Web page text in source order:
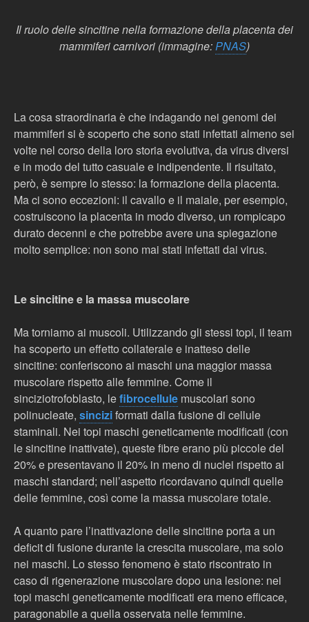
Il ruolo delle sincitine nella formazione della placenta dei
mammiferi carnivori (immagine:PNAS)
La cosa straordinaria è che indagando nei genomi dei
mammiferi si è scoperto che sono stati infettati almeno sei
volte nel corso della loro storia evolutiva, da virus diversi
e in modo del tutto casuale e indipendente. Il risultato,
però, è sempre lo stesso: la formazione della placenta.
Ma ci sono eccezioni: il cavallo e il maiale, per esempio,
costruiscono la placenta in modo diverso, un rompicapo
durato decenni e che potrebbe avere una spiegazione
molto semplice: non sono mai stati infettati dai virus.
Le sincitine e la massa muscolare
Ma torniamo ai muscoli. Utilizzando gli stessi topi, il team
ha scoperto un effetto collaterale e inatteso delle
sincitine: conferiscono ai maschi una maggior massa
muscolare rispetto alle femmine. Come il
sinciziotrofoblasto, lefibrocellule muscolari sono
polinucleate, sinciziformati dalla fusione di cellule
staminali. Nei topi maschi geneticamente modificati (con
le sincitine inattivate), queste fibre erano più piccole del
20% e presentavano il 20% in meno di nuclei rispetto ai
maschi standard; nell’aspetto ricordavano quindi quelle
delle femmine, così come la massa muscolare totale.
A quanto pare l’inattivazione delle sincitine porta a un
deficit di fusione durante la crescita muscolare, ma solo
nei maschi. Lo stesso fenomeno è stato riscontrato in
caso di rigenerazione muscolare dopo una lesione: nei
topi maschi geneticamente modificati era meno efficace,
paragonabile a quella osservata nelle femmine.